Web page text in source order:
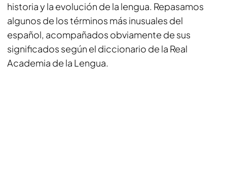
historia y la evolución de la lengua. Repasamos
algunos de los términos más inusuales del
español, acompañados obviamente de sus
significados según el diccionario de la Real
Academia de la Lengua.